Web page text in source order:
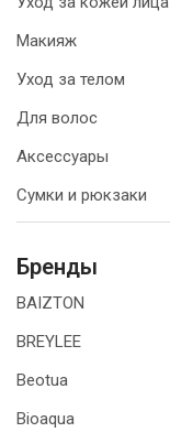
Макияж
Уход за телом
Для волос
Аксессуары
Сумки и рюкзаки
Бренды
BAIZTON
BREYLEE
Beotua
Bioaqua